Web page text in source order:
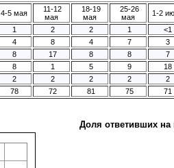
4-5 мая
11-12
мая
18-19
мая
25-26
мая
1-2
1 2 2 1 <1
4 8 4 7 3
8 17 8 8 7
8 1 5 9 18
2 2 2 2 2
78 72 81 75 71
Доля ответивших на